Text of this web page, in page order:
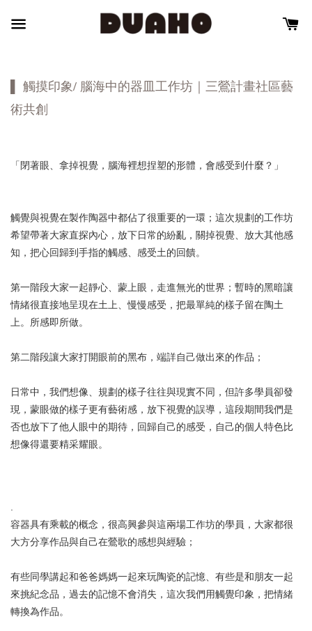
▌ 觸摸印象/ 腦海中的器皿工作坊｜三鶯計畫社區藝
術共創
「閉著眼、拿掉視覺，腦海裡想捏塑的形體，會感受到什麼？」
觸覺與視覺在製作陶器中都佔了很重要的一環；這次規劃的工作坊
希望帶著大家直探內心，放下日常的紛亂，關掉視覺、放大其他感
知，把心回歸到手指的觸感、感受土的回饋。
第一階段大家一起靜心、蒙上眼，走進無光的世界；暫時的黑暗讓
情緒很直接地呈現在土上、慢慢感受，把最單純的樣子留在陶土
上。所感即所做。
第二階段讓大家打開眼前的黑布，端詳自己做出來的作品；
日常中，我們想像、規劃的樣子往往與現實不同，但許多學員卻發
現，蒙眼做的樣子更有藝術感，放下視覺的誤導，這段期間我們是
否也放下了他人眼中的期待，回歸自己的感受，自己的個人特色比
想像得還要精采耀眼。
.
容器具有乘載的概念，很高興參與這兩場工作坊的學員，大家都很
大方分享作品與自己在鶯歌的感想與經驗；
有些同學講起和爸爸媽媽一起來玩陶瓷的記憶、有些是和朋友一起
來挑紀念品，過去的記憶不會消失，這次我們用觸覺印象，把情緒
轉換為作品。